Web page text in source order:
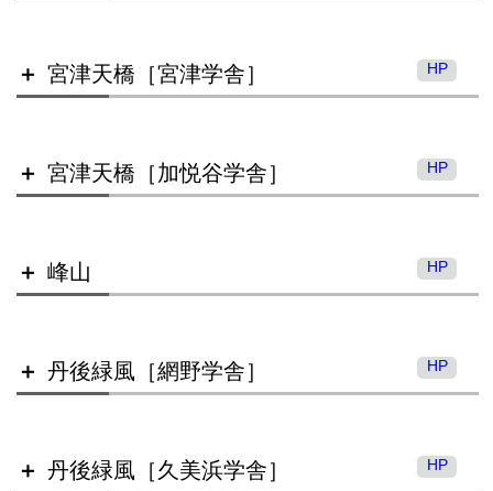
海洋高等学校
宮津天橋［宮津学舎］ HP
宮津天橋高等学校 宮津学舎
宮津天橋［加悦谷学舎］ HP
宮津天橋高等学校 加悦谷学舎
峰山 HP
丹後緑風［網野学舎］ HP
丹後緑風［久美浜学舎］ HP